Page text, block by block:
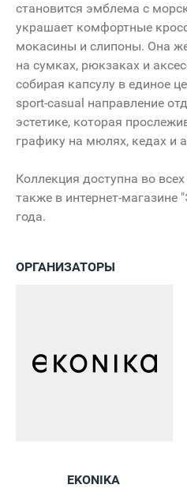
становится эмблема с
украшает комфортные
мокасины и слипоны. Она
на сумках, рюкзаках и
собирая капсулу в единое
sport-casual направление
эстетике, которая
графику на мюлях, кедах и
Коллекция доступна во
также в интернет-магазине
года.
ОРГАНИЗАТОРЫ
EKONIKA